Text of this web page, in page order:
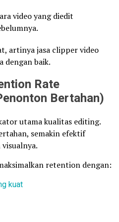
video yang diedit
artinya jasa clipper video
dengan baik.
Rate
Bertahan)
utama kualitas editing.
semakin efektif
retention dengan:
kuat